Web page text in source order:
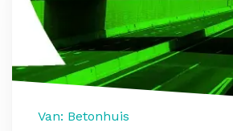
Van: Betonhuis